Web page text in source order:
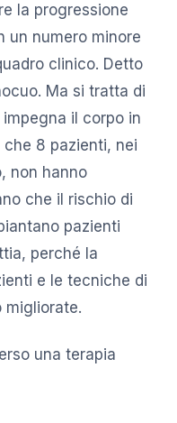
la progressione
un numero minore
clinico. Detto
Ma si tratta di
il corpo in
8 pazienti, nei
non hanno
che il rischio di
pazienti
perché la
e le tecniche di
migliorate.
una terapia